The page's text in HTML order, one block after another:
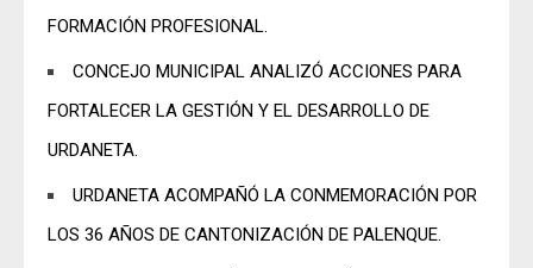
FORMACIÓN PROFESIONAL.
CONCEJO MUNICIPAL ANALIZÓ ACCIONES PARA
FORTALECER LA GESTIÓN Y EL DESARROLLO DE
URDANETA.
URDANETA ACOMPAÑÓ LA CONMEMORACIÓN POR
LOS 36 AÑOS DE CANTONIZACIÓN DE PALENQUE.